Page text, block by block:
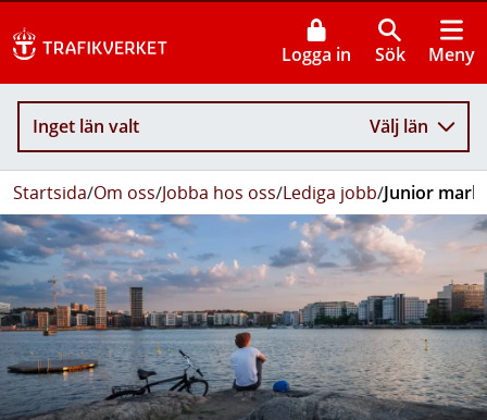
Logga in Sök Meny
Inget län valt Välj län
Startsida/Om oss/Jobba hos oss/Lediga jobb/Junior